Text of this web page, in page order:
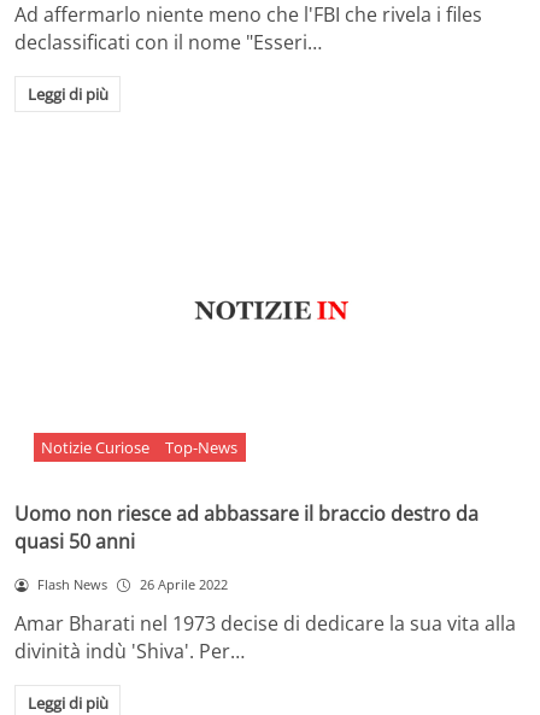
Ad affermarlo niente meno che l'FBI che rivela i files
declassificati con il nome "Esseri…
Leggi di più
Notizie Curiose Top-News
Uomo non riesce ad abbassare il braccio destro da
quasi 50 anni
Flash News 26 Aprile 2022
Amar Bharati nel 1973 decise di dedicare la sua vita alla
divinità indù 'Shiva'. Per…
Leggi di più